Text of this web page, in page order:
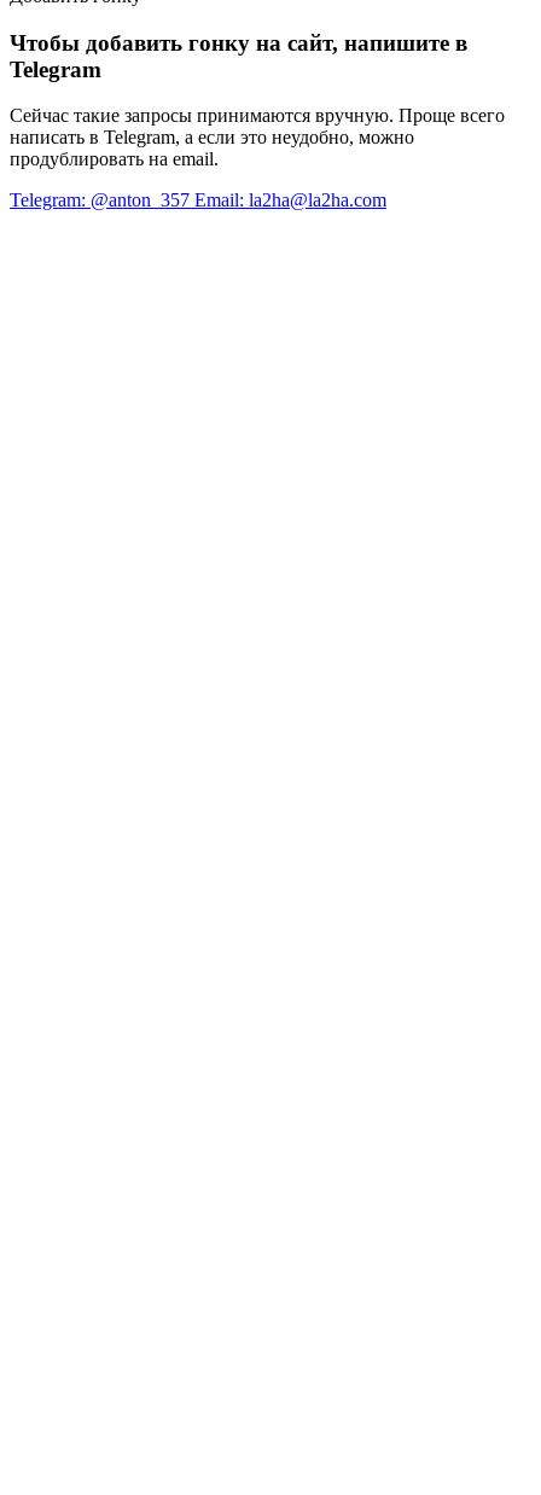
Чтобы добавить гонку на сайт, напишите в
Telegram
Сейчас такие запросы принимаются вручную. Проще всего
написать в Telegram, а если это неудобно, можно
продублировать на email.
Telegram: @anton_357 Email: la2ha@la2ha.com